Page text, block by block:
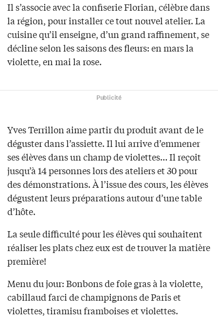
Il s’associe avec la confiserie Florian, célèbre dans
la région, pour installer ce tout nouvel atelier. La
cuisine qu’il enseigne, d’un grand raffinement, se
décline selon les saisons des fleurs: en mars la
violette, en mai la rose.
Publicité
Yves Terrillon aime partir du produit avant de le
déguster dans l’assiette. Il lui arrive d’emmener
ses élèves dans un champ de violettes… Il reçoit
jusqu’à 14 personnes lors des ateliers et 30 pour
des démonstrations. À l’issue des cours, les élèves
dégustent leurs préparations autour d’une table
d’hôte.
La seule difficulté pour les élèves qui souhaitent
réaliser les plats chez eux est de trouver la matière
première!
Menu du jour: Bonbons de foie gras à la violette,
cabillaud farci de champignons de Paris et
violettes, tiramisu framboises et violettes.